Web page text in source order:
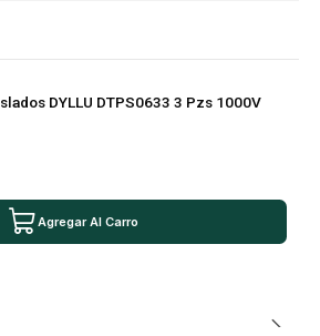
DYLLU DTPS0633 3 Pzs 1000V
Agregar Al Carro